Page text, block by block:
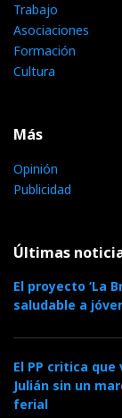
Trabajo
Asociaciones
Formación
Cultura
Más
Opinión
Publicidad
Últimas
El proyecto ‘La
saludable a
El PP critica
Julián sin un
ferial